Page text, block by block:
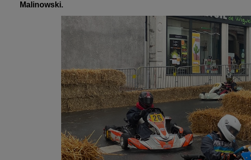
Malinowski.